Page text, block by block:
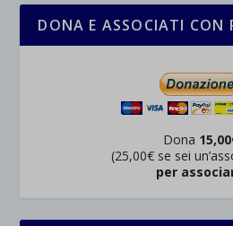
DONA E ASSOCIATI CON
Dona
(25,00€ se sei
per